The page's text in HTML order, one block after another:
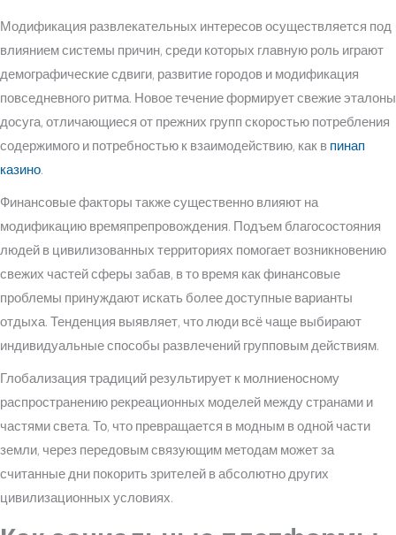
Модификация развлекательных интересов осуществляется под
влиянием системы причин, среди которых главную роль играют
демографические сдвиги, развитие городов и модификация
повседневного ритма. Новое течение формирует свежие эталоны
досуга, отличающиеся от прежних групп скоростью потребления
содержимого и потребностью к взаимодействию, как впинап
казино.
Финансовые факторы также существенно влияют на
модификацию времяпрепровождения. Подъем благосостояния
людей в цивилизованных территориях помогает возникновению
свежих частей сферы забав, в то время как финансовые
проблемы принуждают искать более доступные варианты
отдыха. Тенденция выявляет, что люди всё чаще выбирают
индивидуальные способы развлечений групповым действиям.
Глобализация традиций результирует к молниеносному
распространению рекреационных моделей между странами и
частями света. То, что превращается в модным в одной части
земли, через передовым связующим методам может за
считанные дни покорить зрителей в абсолютно других
цивилизационных условиях.